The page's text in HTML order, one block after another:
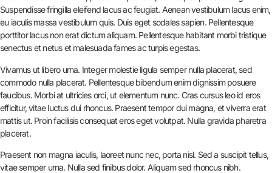
Suspendisse fringilla eleifend lacus ac feugiat. Aenean vestibulum lacus enim,
eu iaculis massa vestibulum quis. Duis eget sodales sapien. Pellentesque
porttitor lacus non erat dictum aliquam. Pellentesque habitant morbi tristique
senectus et netus et malesuada fames ac turpis egestas.
Vivamus ut libero urna. Integer molestie ligula semper nulla placerat, sed
commodo nulla placerat. Pellentesque bibendum enim dignissim posuere
faucibus. Morbi at ultricies orci, ut elementum nunc. Cras cursus leo id eros
efficitur, vitae luctus dui rhoncus. Praesent tempor dui magna, et viverra erat
mattis ut. Proin facilisis consequat eros eget volutpat. Nulla gravida pharetra
placerat.
Praesent non magna iaculis, laoreet nunc nec, porta nisl. Sed a suscipit tellus,
vitae semper urna. Nulla sed finibus dolor. Aliquam sed rhoncus nibh.